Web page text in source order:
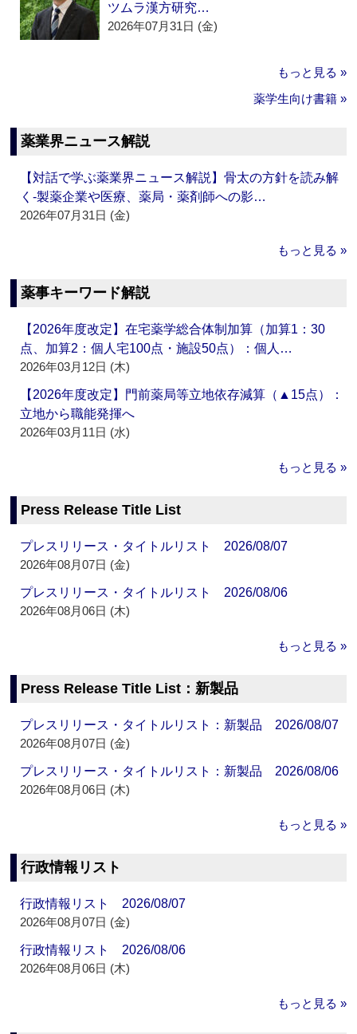
ツムラ漢方研究…
2026年07月31日 (金)
もっと見る »
薬学生向け書籍 »
薬業界ニュース解説
【対話で学ぶ薬業界ニュース解説】骨太の方針を読み解
く‐製薬企業や医療、薬局・薬剤師への影…
2026年07月31日 (金)
もっと見る »
薬事キーワード解説
【2026年度改定】在宅薬学総合体制加算（加算1：30
点、加算2：個人宅100点・施設50点）：個人…
2026年03月12日 (木)
【2026年度改定】門前薬局等立地依存減算（▲15点）：
立地から職能発揮へ
2026年03月11日 (水)
もっと見る »
Press Release Title List
プレスリリース・タイトルリスト 2026/08/07
2026年08月07日 (金)
プレスリリース・タイトルリスト 2026/08/06
2026年08月06日 (木)
もっと見る »
Press Release Title List：新製品
プレスリリース・タイトルリスト：新製品 2026/08/07
2026年08月07日 (金)
プレスリリース・タイトルリスト：新製品 2026/08/06
2026年08月06日 (木)
もっと見る »
行政情報リスト
行政情報リスト 2026/08/07
2026年08月07日 (金)
行政情報リスト 2026/08/06
2026年08月06日 (木)
もっと見る »